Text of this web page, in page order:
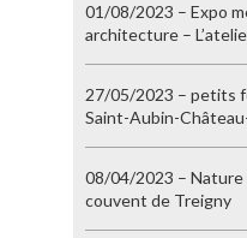
01/08/2023 – Expo
architecture –
27/05/2023 – petits
Saint-Aubin-
08/04/2023 – Nature
couvent de Treigny